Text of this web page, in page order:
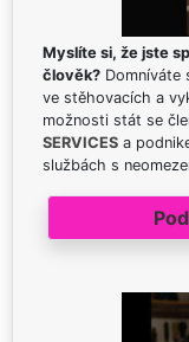
Myslíte si, že jste
člověk? Domníváte
ve stěhovacích a
možnosti stát se
SERVICES a
službách s